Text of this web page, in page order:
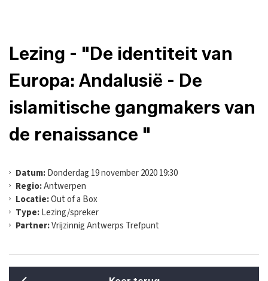
Lezing - "De identiteit van
Europa: Andalusië - De
islamitische gangmakers van
de renaissance "
Datum:Donderdag 19 november 2020 19:30
Regio:Antwerpen
Locatie:Out of a Box
Type:Lezing/spreker
Partner:Vrijzinnig Antwerps Trefpunt